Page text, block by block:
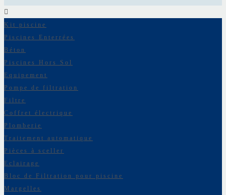
Kit piscine
Piscines Enterrées
Béton
Piscines Hors Sol
Equipement
Pompe de filtration
Filtre
Coffret électrique
Plomberie
Traitement automatique
Pièces à sceller
Eclairage
Bloc de Filtration pour piscine
Margelles